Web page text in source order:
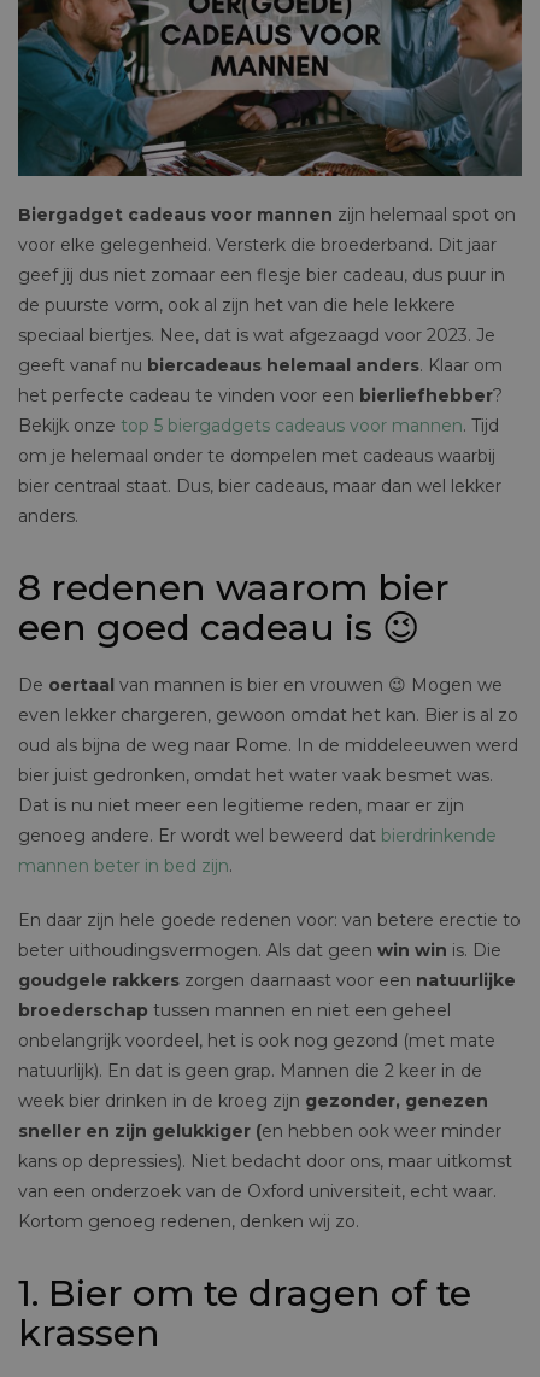
Biergadget cadeaus voor mannen zijn helemaal spot on
voor elke gelegenheid. Versterk die broederband. Dit jaar
geef jij dus niet zomaar een flesje bier cadeau, dus puur in
de puurste vorm, ook al zijn het van die hele lekkere
speciaal biertjes. Nee, dat is wat afgezaagd voor 2023. Je
geeft vanaf nu biercadeaus helemaal anders. Klaar om
het perfecte cadeau te vinden voor een bierliefhebber?
Bekijk onze top 5 biergadgets cadeaus voor mannen. Tijd
om je helemaal onder te dompelen met cadeaus waarbij
bier centraal staat. Dus, bier cadeaus, maar dan wel lekker
anders.
8 redenen waarom bier
een goed cadeau is 😉
De oertaal van mannen is bier en vrouwen 😉 Mogen we
even lekker chargeren, gewoon omdat het kan. Bier is al zo
oud als bijna de weg naar Rome. In de middeleeuwen werd
bier juist gedronken, omdat het water vaak besmet was.
Dat is nu niet meer een legitieme reden, maar er zijn
genoeg andere. Er wordt wel beweerd dat bierdrinkende
mannen beter in bed zijn.
En daar zijn hele goede redenen voor: van betere erectie to
beter uithoudingsvermogen. Als dat geen win win is. Die
goudgele rakkers zorgen daarnaast voor een natuurlijke
broederschap tussen mannen en niet een geheel
onbelangrijk voordeel, het is ook nog gezond (met mate
natuurlijk). En dat is geen grap. Mannen die 2 keer in de
week bier drinken in de kroeg zijn gezonder, genezen
sneller en zijn gelukkiger (en hebben ook weer minder
kans op depressies). Niet bedacht door ons, maar uitkomst
van een onderzoek van de Oxford universiteit, echt waar.
Kortom genoeg redenen, denken wij zo.
1. Bier om te dragen of te
krassen